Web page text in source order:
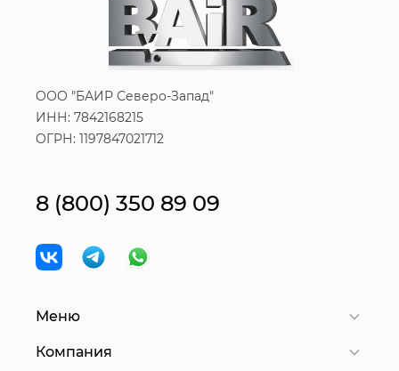
ООО "БАИР Северо-Запад"
ИНН: 7842168215
ОГРН: 1197847021712
8 (800) 350 89 09
Меню
Компания